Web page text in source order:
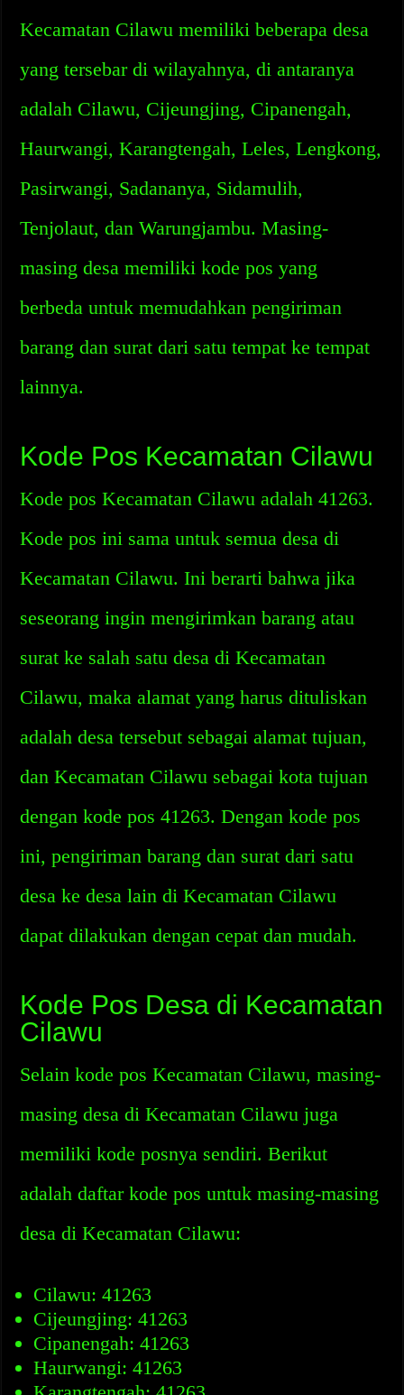
Kecamatan Cilawu memiliki beberapa desa
yang tersebar di wilayahnya, di antaranya
adalah Cilawu, Cijeungjing, Cipanengah,
Haurwangi, Karangtengah, Leles, Lengkong,
Pasirwangi, Sadananya, Sidamulih,
Tenjolaut, dan Warungjambu. Masing-
masing desa memiliki kode pos yang
berbeda untuk memudahkan pengiriman
barang dan surat dari satu tempat ke tempat
lainnya.
Kode Pos Kecamatan Cilawu
Kode pos Kecamatan Cilawu adalah 41263.
Kode pos ini sama untuk semua desa di
Kecamatan Cilawu. Ini berarti bahwa jika
seseorang ingin mengirimkan barang atau
surat ke salah satu desa di Kecamatan
Cilawu, maka alamat yang harus dituliskan
adalah desa tersebut sebagai alamat tujuan,
dan Kecamatan Cilawu sebagai kota tujuan
dengan kode pos 41263. Dengan kode pos
ini, pengiriman barang dan surat dari satu
desa ke desa lain di Kecamatan Cilawu
dapat dilakukan dengan cepat dan mudah.
Kode Pos Desa di Kecamatan
Cilawu
Selain kode pos Kecamatan Cilawu, masing-
masing desa di Kecamatan Cilawu juga
memiliki kode posnya sendiri. Berikut
adalah daftar kode pos untuk masing-masing
desa di Kecamatan Cilawu:
Cilawu: 41263
Cijeungjing: 41263
Cipanengah: 41263
Haurwangi: 41263